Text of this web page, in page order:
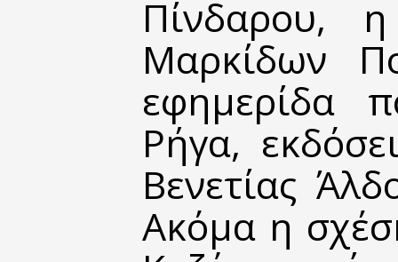
Πίνδαρου,
Μαρκίδων
εφημερίδα
Ρήγα,
Βενετίας
Ακόμα η